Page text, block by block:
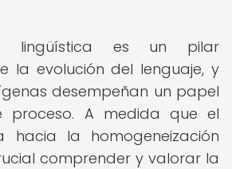
lingüística es un pilar
la evolución del lenguaje, y
desempeñan un papel
proceso. A medida que el
hacia la homogeneización
comprender y valorar la